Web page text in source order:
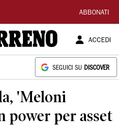
ABBONATI
ACCEDI
SEGUICI SU DISCOVER
'Meloni
power per asset